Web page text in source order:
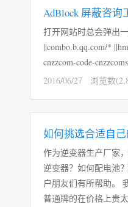
AdBlock 屏蔽咨询
打开网站时总会弹出一些烦人
||combo.b.qq.com/*
cnzzcom-code-
2016/06/27
浏览数
如何挑选合适自
作为逆变器生产厂家
逆变器？如何配电池
户朋友们有所帮助。
普通牌的在价格上贵